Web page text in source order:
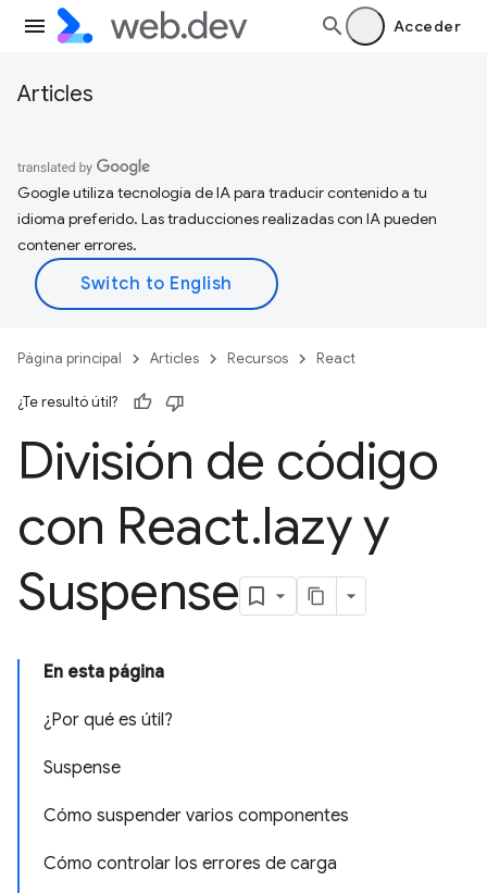
Acceder
Articles
Google utiliza tecnología de IA para traducir contenido a tu
idioma preferido. Las traducciones realizadas con IA pueden
contener errores.
Página principal Articles Recursos React
¿Te resultó útil?
División de código
con React.lazy y
Suspense
En esta página
¿Por qué es útil?
Suspense
Cómo suspender varios componentes
Cómo controlar los errores de carga